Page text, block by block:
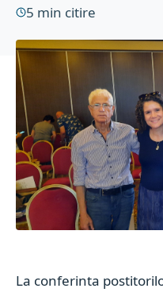
5 min citire
La conferinta